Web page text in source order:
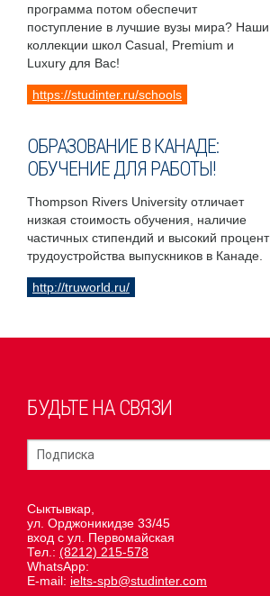
программа потом обеспечит
поступление в лучшие вузы мира? Наши
коллекции школ Casual, Premium и
Luxury для Вас!
https://studinter.ru/schools
ОБРАЗОВАНИЕ В КАНАДЕ:
ОБУЧЕНИЕ ДЛЯ РАБОТЫ!
Thompson Rivers University отличает
низкая стоимость обучения, наличие
частичных стипендий и высокий процент
трудоустройства выпускников в Канаде.
http://truworld.ru/
БУДЬТЕ НА СВЯЗИ
Сыктывкар,
ул. Орджоникидзе 33/45
вход с ул. Первомайская
Тел.: (8212) 215-578
WhatsApp:
E-mail: ielts-spb@studinter.com